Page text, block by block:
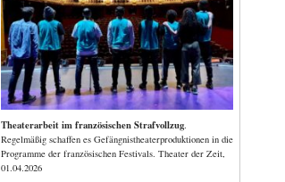
Theaterarbeit im französischen Strafvollzug.
Regelmäßig schaffen es Gefängnistheaterproduktionen in die
Programme der französischen Festivals. Theater der Zeit,
01.04.2026